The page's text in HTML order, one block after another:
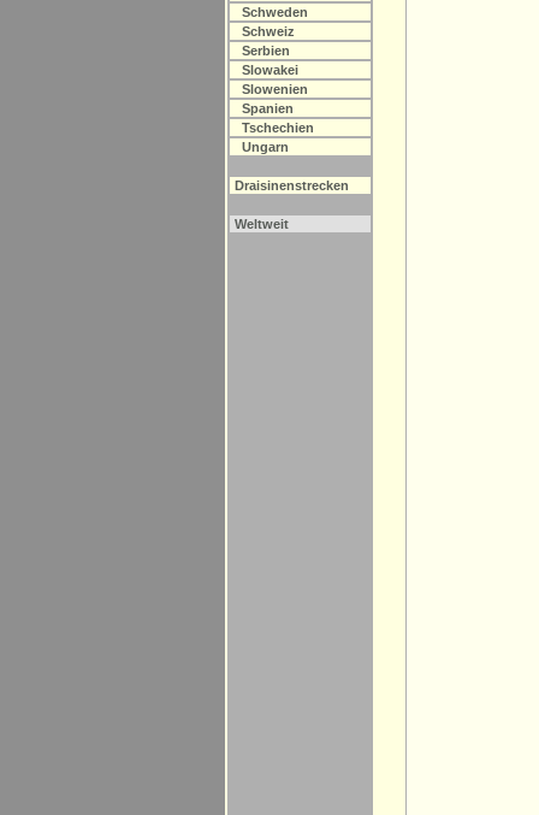
Schweden
Schweiz
Serbien
Slowakei
Slowenien
Spanien
Tschechien
Ungarn
Draisinenstrecken
Weltweit